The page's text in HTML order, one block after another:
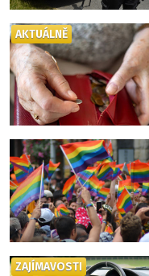
AKTUÁLNĚ
ZAJÍMAVOSTI